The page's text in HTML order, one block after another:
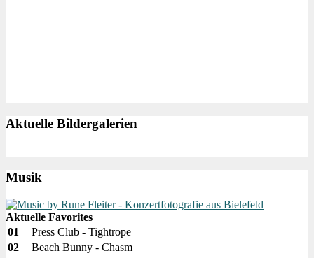
Aktuelle Bildergalerien
Musik
Aktuelle Favorites
01
Press Club - Tightrope
02
Beach Bunny - Chasm